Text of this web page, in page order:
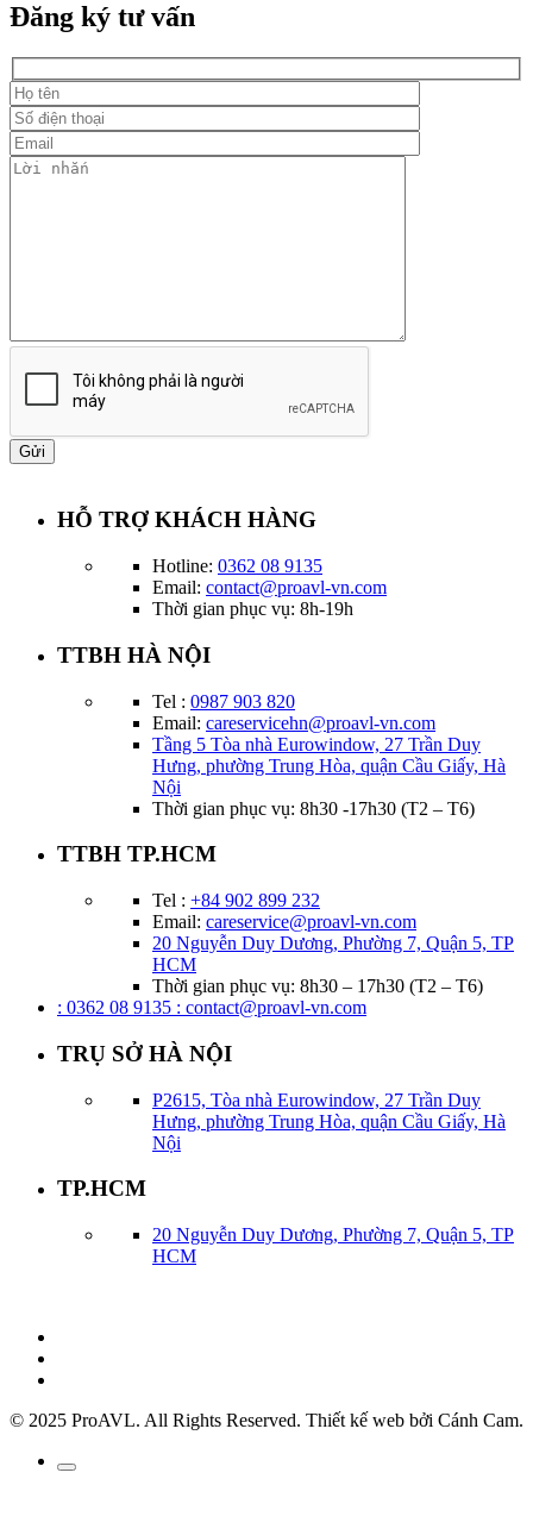
Đăng ký tư vấn
HỖ TRỢ KHÁCH HÀNG
Hotline: 0362 08 9135
Email: contact@proavl-vn.com
Thời gian phục vụ: 8h-19h
TTBH HÀ NỘI
Tel : 0987 903 820
Email: careservicehn@proavl-vn.com
Tầng 5 Tòa nhà Eurowindow, 27 Trần Duy
Hưng, phường Trung Hòa, quận Cầu Giấy, Hà
Nội
Thời gian phục vụ: 8h30 -17h30 (T2 – T6)
TTBH TP.HCM
Tel : +84 902 899 232
Email: careservice@proavl-vn.com
20 Nguyễn Duy Dương, Phường 7, Quận 5, TP
HCM
Thời gian phục vụ: 8h30 – 17h30 (T2 – T6)
: 0362 08 9135 : contact@proavl-vn.com
TRỤ SỞ HÀ NỘI
P2615, Tòa nhà Eurowindow, 27 Trần Duy
Hưng, phường Trung Hòa, quận Cầu Giấy, Hà
Nội
TP.HCM
20 Nguyễn Duy Dương, Phường 7, Quận 5, TP
HCM
© 2025 ProAVL. All Rights Reserved. Thiết kế web bởi Cánh Cam.